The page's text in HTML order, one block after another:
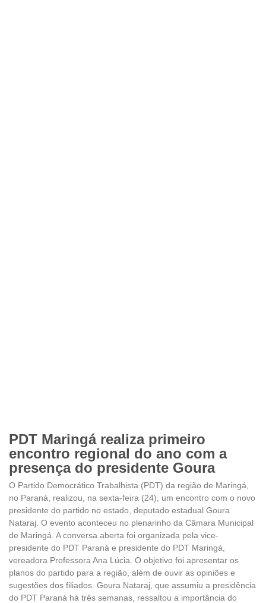
PDT Maringá realiza primeiro
encontro regional do ano com a
presença do presidente Goura
O Partido Democrático Trabalhista (PDT) da região de Maringá,
no Paraná, realizou, na sexta-feira (24), um encontro com o novo
presidente do partido no estado, deputado estadual Goura
Nataraj. O evento aconteceu no plenarinho da Câmara Municipal
de Maringá. A conversa aberta foi organizada pela vice-
presidente do PDT Paraná e presidente do PDT Maringá,
vereadora Professora Ana Lúcia. O objetivo foi apresentar os
planos do partido para a região, além de ouvir as opiniões e
sugestões dos filiados. Goura Nataraj, que assumiu a presidência
do PDT Paraná há três semanas, ressaltou a importância do